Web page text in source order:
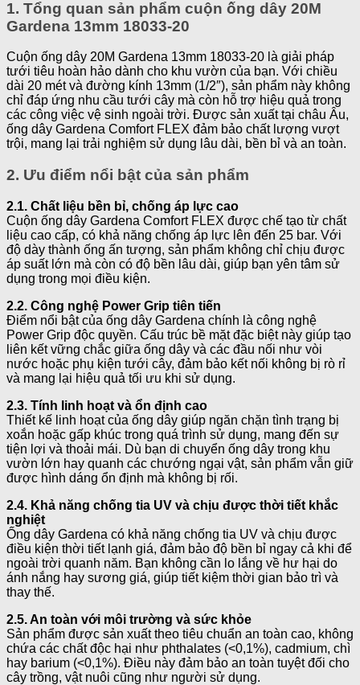
1. Tổng quan sản phẩm cuộn ống dây 20M
Gardena 13mm 18033-20
Cuộn ống dây 20M Gardena 13mm 18033-20 là giải pháp
tưới tiêu hoàn hảo dành cho khu vườn của bạn. Với chiều
dài 20 mét và đường kính 13mm (1/2″), sản phẩm này không
chỉ đáp ứng nhu cầu tưới cây mà còn hỗ trợ hiệu quả trong
các công việc vệ sinh ngoài trời. Được sản xuất tại châu Âu,
ống dây Gardena Comfort FLEX đảm bảo chất lượng vượt
trội, mang lại trải nghiệm sử dụng lâu dài, bền bỉ và an toàn.
2. Ưu điểm nổi bật của sản phẩm
2.1. Chất liệu bền bỉ, chống áp lực cao
Cuộn ống dây Gardena Comfort FLEX được chế tạo từ chất
liệu cao cấp, có khả năng chống áp lực lên đến 25 bar. Với
độ dày thành ống ấn tượng, sản phẩm không chỉ chịu được
áp suất lớn mà còn có độ bền lâu dài, giúp bạn yên tâm sử
dụng trong mọi điều kiện.
2.2. Công nghệ Power Grip tiên tiến
Điểm nổi bật của ống dây Gardena chính là công nghệ
Power Grip độc quyền. Cấu trúc bề mặt đặc biệt này giúp tạo
liên kết vững chắc giữa ống dây và các đầu nối như vòi
nước hoặc phụ kiện tưới cây, đảm bảo kết nối không bị rò rỉ
và mang lại hiệu quả tối ưu khi sử dụng.
2.3. Tính linh hoạt và ổn định cao
Thiết kế linh hoạt của ống dây giúp ngăn chặn tình trạng bị
xoắn hoặc gấp khúc trong quá trình sử dụng, mang đến sự
tiện lợi và thoải mái. Dù bạn di chuyển ống dây trong khu
vườn lớn hay quanh các chướng ngại vật, sản phẩm vẫn giữ
được hình dáng ổn định mà không bị rối.
2.4. Khả năng chống tia UV và chịu được thời tiết khắc
nghiệt
Ống dây Gardena có khả năng chống tia UV và chịu được
điều kiện thời tiết lạnh giá, đảm bảo độ bền bỉ ngay cả khi để
ngoài trời quanh năm. Bạn không cần lo lắng về hư hại do
ánh nắng hay sương giá, giúp tiết kiệm thời gian bảo trì và
thay thế.
2.5. An toàn với môi trường và sức khỏe
Sản phẩm được sản xuất theo tiêu chuẩn an toàn cao, không
chứa các chất độc hại như phthalates (<0,1%), cadmium, chì
hay barium (<0,1%). Điều này đảm bảo an toàn tuyệt đối cho
cây trồng, vật nuôi cũng như người sử dụng.